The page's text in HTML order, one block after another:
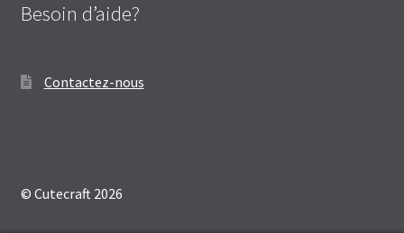
Besoin d’aide?
Contactez-nous
© Cutecraft 2026